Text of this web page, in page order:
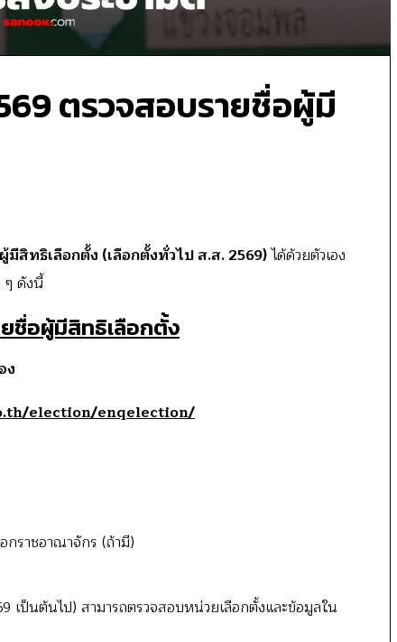
ตรวจสอบรายชื่อผู้มี
มีสิทธิเลือกตั้ง (เลือกตั้งทั่วไป ส.ส. 2569)ได้ด้วยตัวเอง
ๆ ดังนี้
ชื่อผู้มีสิทธิเลือกตั้ง
ง
election/enqelection/
ราชอาณาจักร (ถ้ามี)
เป็นต้นไป) สามารถตรวจสอบหน่วยเลือกตั้งและข้อมูลใน